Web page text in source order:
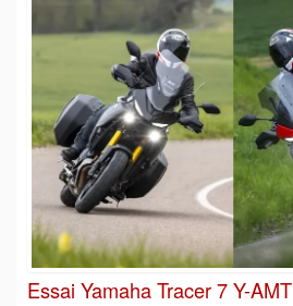
Essai Yamaha Tracer 7 Y-AMT